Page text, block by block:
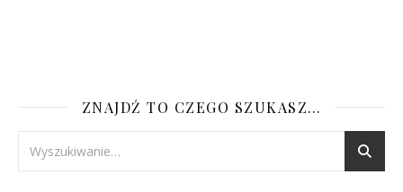
ZNAJDŹ TO CZEGO SZUKASZ…